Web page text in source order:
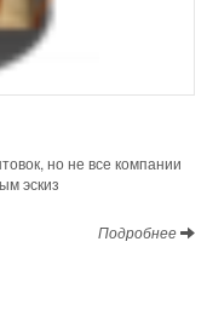
но не все компании
эскиз
Подробнее